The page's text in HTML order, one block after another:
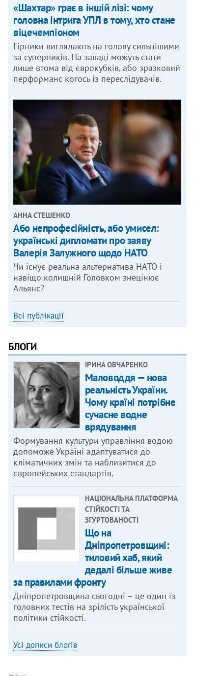
«Шахтар» грає в іншій лізі: чому
головна інтрига УПЛ в тому, хто стане
віцечемпіоном
Гірники виглядають на голову сильнішими
за суперників. На заваді можуть стати
лише втома від єврокубків, або зразковий
перформанс когось із переслідувачів.
АННА СТЕШЕНКО
Або непрофесійність, або умисел:
українські дипломати про заяву
Валерія Залужного щодо НАТО
Чи існує реальна альтернатива НАТО і
навіщо колишній Головком знецінює
Альянс?
Всі публікації
БЛОГИ
ІРИНА ОВЧАРЕНКО
Маловоддя — нова
реальність України.
Чому країні потрібне
сучасне водне
врядування
Формування культури управління водою
допоможе Україні адаптуватися до
кліматичних змін та наблизитися до
європейських стандартів.
НАЦІОНАЛЬНА ПЛАТФОРМА
СТІЙКОСТІ ТА
ЗГУРТОВАНОСТІ
Що на
Дніпропетровщині:
тиловий хаб, який
дедалі більше живе
за правилами фронту
Дніпропетровщина сьогодні – це один із
головних тестів на зрілість української
політики стійкості.
Усі дописи блогів